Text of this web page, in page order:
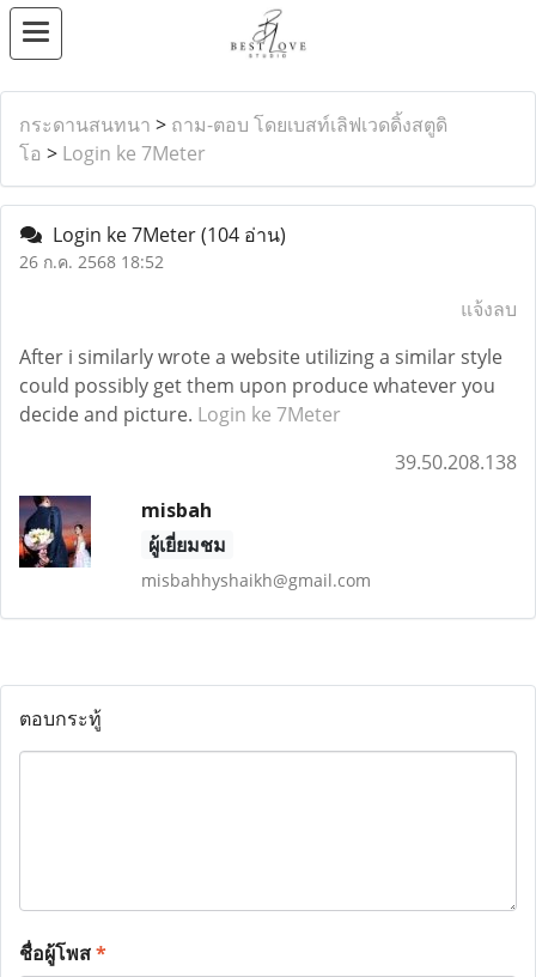
กระดานสนทนา > ถาม-ตอบ โดยเบสท์เลิฟเวดดิ้งสตูดิ
โอ > Login ke 7Meter
Login ke 7Meter(104 อ่าน)
26 ก.ค. 2568 18:52
แจ้งลบ
After i similarly wrote a website utilizing a similar style
could possibly get them upon produce whatever you
decide and picture. Login ke 7Meter
39.50.208.138
misbah
ผู้เยี่ยมชม
misbahhyshaikh@gmail.com
ตอบกระทู้
ชื่อผู้โพส*